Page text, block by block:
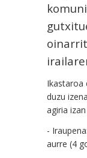
Ikastaroa
duzu
agiria
-
aurre (4